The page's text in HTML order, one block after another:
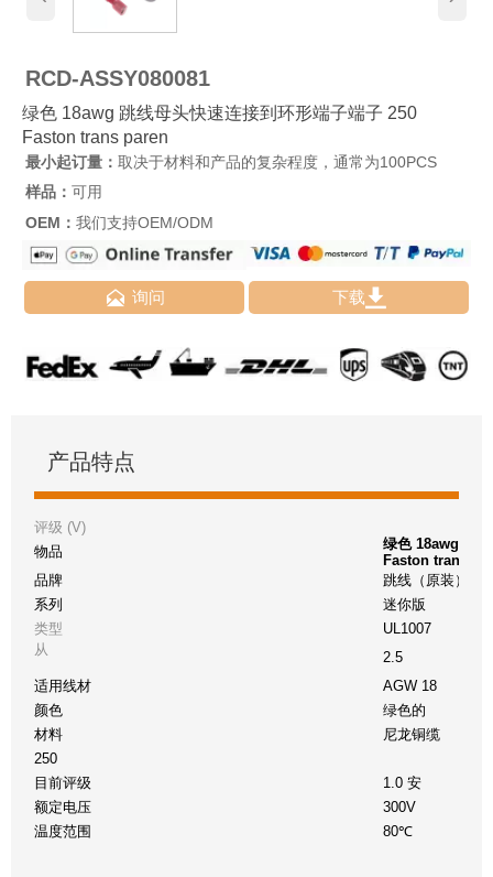
RCD-ASSY080081
绿色 18awg 跳线母头快速连接到环形端子端子 250
Faston trans paren
最小起订量： 取决于材料和产品的复杂程度，通常为100PCS
样品： 可用
OEM： 我们支持OEM/ODM
 询问 下载
产品特点
评级 (V)
物品
绿色 18awg 跳
Faston trans
品牌
跳线（原装）
系列
迷你版
类型
UL1007
从
2.5
适用线材
AGW 18
颜色
绿色的
材料
尼龙铜缆
250
目前评级
1.0 安
额定电压
300V
温度范围
80℃